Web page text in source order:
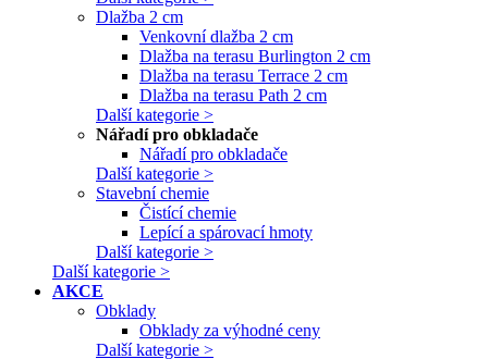
Dlažba 2 cm
Venkovní dlažba 2 cm
Dlažba na terasu Burlington 2 cm
Dlažba na terasu Terrace 2 cm
Dlažba na terasu Path 2 cm
Další kategorie >
Nářadí pro obkladače
Nářadí pro obkladače
Další kategorie >
Stavební chemie
Čistící chemie
Lepící a spárovací hmoty
Další kategorie >
Další kategorie >
AKCE
Obklady
Obklady za výhodné ceny
Další kategorie >